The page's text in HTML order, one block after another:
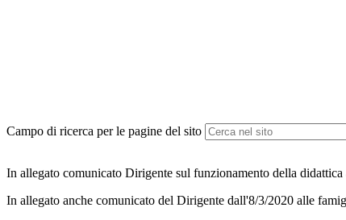
Campo di ricerca per le pagine del sito
In allegato comunicato Dirigente sul funzionamento della didattica
In allegato anche comunicato del Dirigente dall'8/3/2020 alle